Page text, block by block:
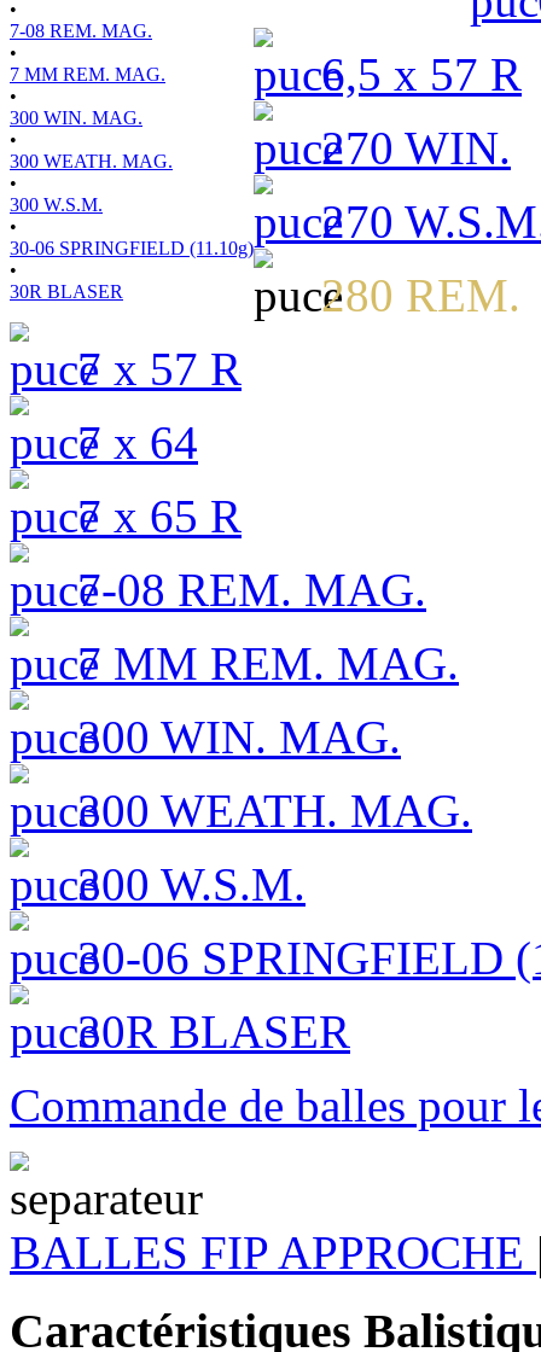
•
7-08 REM. MAG.
•
7 MM REM. MAG.
•
300 WIN. MAG.
•
300 WEATH. MAG.
•
300 W.S.M.
•
30-06 SPRINGFIELD (11.10g)
•
30R BLASER
6,5 x 57 R
270 WIN.
270
280 REM.
7 x 57 R
7 x 64
7 x 65 R
7-08 REM. MAG.
7 MM REM. MAG.
300 WIN. MAG.
300 WEATH. MAG.
300 W.S.M.
30-06 SPRINGFIELD
30R BLASER
Commande de balles pour
BALLES FIP APPROCHE
Caractéristiques